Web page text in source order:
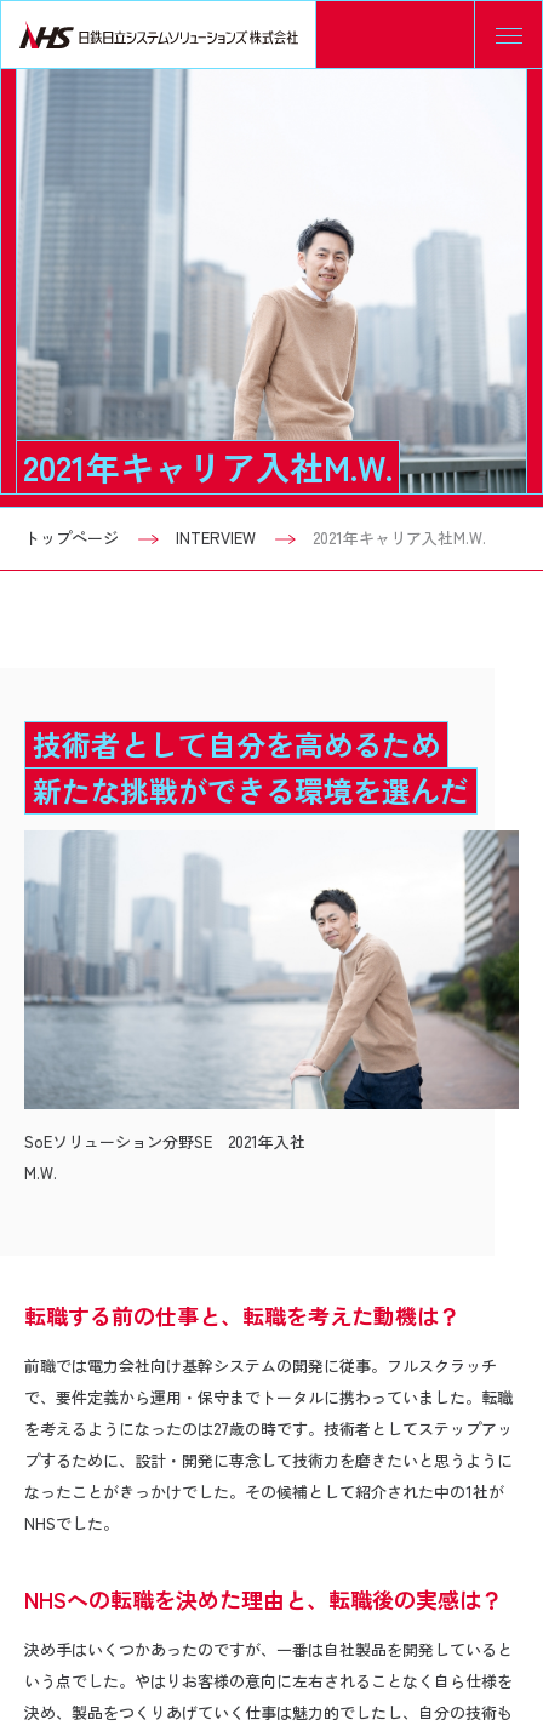
2021年キャリア入社M.W.
トップページ INTERVIEW 2021年キャリア入社M.W.
技術者として自分を高めるため
新たな挑戦ができる環境を選んだ
SoEソリューション分野SE 2021年入社
M.W.
転職する前の仕事と、転職を考えた動機は？
前職では電力会社向け基幹システムの開発に従事。フルスクラッチ
で、要件定義から運用・保守までトータルに携わっていました。転職
を考えるようになったのは27歳の時です。技術者としてステップアッ
プするために、設計・開発に専念して技術力を磨きたいと思うように
なったことがきっかけでした。その候補として紹介された中の1社が
NHSでした。
NHSへの転職を決めた理由と、転職後の実感は？
決め手はいくつかあったのですが、一番は自社製品を開発していると
いう点でした。やはりお客様の意向に左右されることなく自ら仕様を
決め、製品をつくりあげていく仕事は魅力的でしたし、自分の技術も